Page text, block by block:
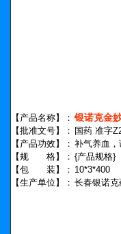
【产品名称】： 银诺克金
【批准文号】： 国药 准字
【产品功效】： 补气养血，
【规 格】： {产品规格}
【包 装】： 10*3*400
【生产单位】： 长春银诺克